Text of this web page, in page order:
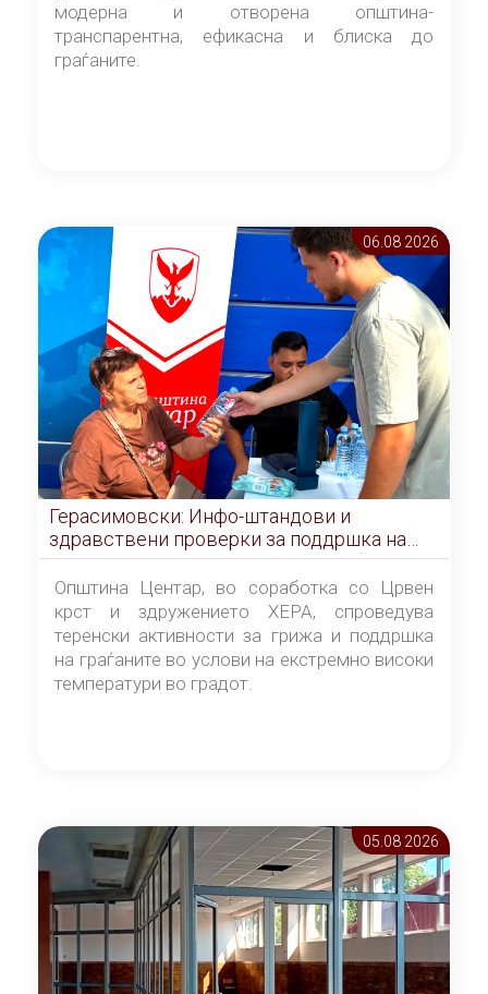
модерна и отворена општина-
транспарентна, ефикасна и блиска до
граѓаните.
06.08 2026
Герасимовски: Инфо-штандови и
здравствени проверки за поддршка на
граѓаните во услови на топлотен бран
Општина Центар, во соработка со Црвен
крст и здружението ХЕРА, спроведува
теренски активности за грижа и поддршка
на граѓаните во услови на екстремно високи
температури во градот.
05.08 2026